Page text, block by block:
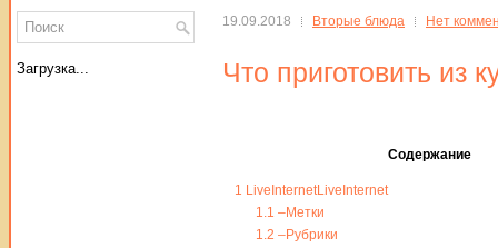
19.09.2018 Вторые блюда Нет
Что приготовить из
Содержание
1 LiveInternetLiveInternet
1.1 –Метки
1.2 –Рубрики
Загрузка...